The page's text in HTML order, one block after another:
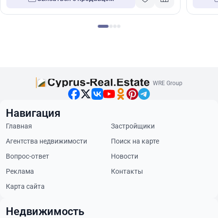
WRE Group
Навигация
Главная
Застройщики
Агентства недвижимости
Поиск на карте
Вопрос-ответ
Новости
Реклама
Контакты
Карта сайта
Недвижимость